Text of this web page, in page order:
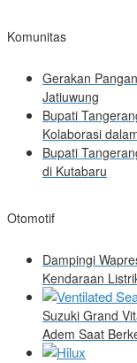
Komunitas
Gerakan
Jatiuwung
Bupati
Kolaborasi
Bupati
di Kutabaru
Otomotif
Dampingi
Kendaraan
Suzuki Grand
Adem Saat